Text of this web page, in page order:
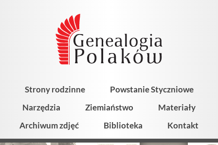
Strony rodzinne
Powstanie Styczniowe
Narzędzia
Ziemiaństwo
Materiały
Archiwum zdjęć
Biblioteka Kontakt